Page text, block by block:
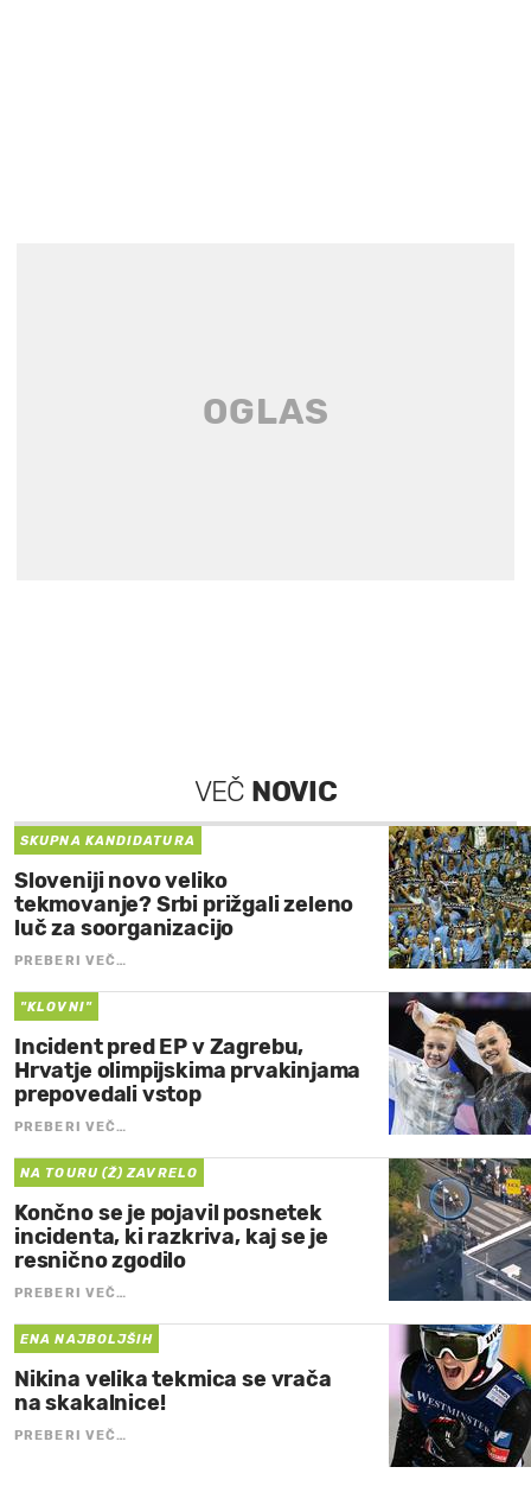
VEČ NOVIC
SKUPNA KANDIDATURA
Sloveniji novo veliko
tekmovanje? Srbi prižgali zeleno
luč za soorganizacijo
PREBERI VEČ…
"KLOVNI"
Incident pred EP v Zagrebu,
Hrvatje olimpijskima prvakinjama
prepovedali vstop
PREBERI VEČ…
NA TOURU (Ž) ZAVRELO
Končno se je pojavil posnetek
incidenta, ki razkriva, kaj se je
resnično zgodilo
PREBERI VEČ…
ENA NAJBOLJŠIH
Nikina velika tekmica se vrača
na skakalnice!
PREBERI VEČ…